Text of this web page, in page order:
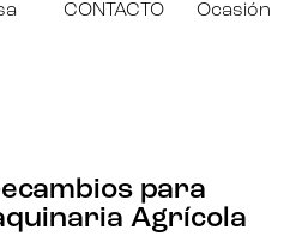
CONTACTO Ocasión
para
Agrícola